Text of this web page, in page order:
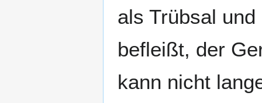
als Trübsal
befleißt, der
kann nicht